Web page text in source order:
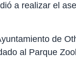
a realizar el
de
al Parque